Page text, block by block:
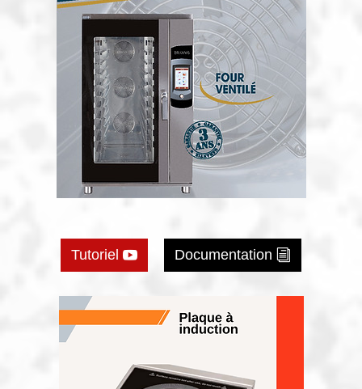
Tutoriel Documentation